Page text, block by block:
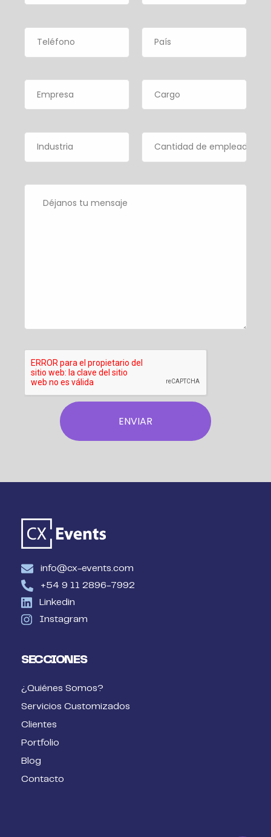
info@cx-events.com
+54 9 11 2896-7992
Linkedin
Instagram
SECCIONES
¿Quiénes Somos?
Servicios Customizados
Clientes
Portfolio
Blog
Contacto